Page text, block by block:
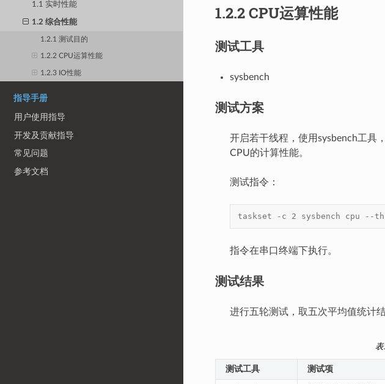
1.1 实时性能
1.2 综合性能
1.2.1 测试目的
1.2.2 CPU运算性能
1.2.3 IO性能
指导手册
用户使用指导
开发及贡献指导
常见问题
参考文档
1.2.2 CPU运算性能
测试工具
sysbench
测试方案
开启若干线程，使用sysbench工具
CPU的计算性能。
测试指令：
taskset -c 2 sysbench cpu --
指令在串口终端下执行。
测试结果
进行五轮测试，取五次平均值统计
测试工具 测试项